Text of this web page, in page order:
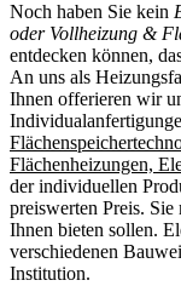
Noch haben Sie kein
oder Vollheizung &
entdecken können,
An uns als
Ihnen offerieren wir
Flächenheizungen,
der individuellen
preiswerten Preis. Sie
Ihnen bieten sollen.
verschiedenen
Institution.